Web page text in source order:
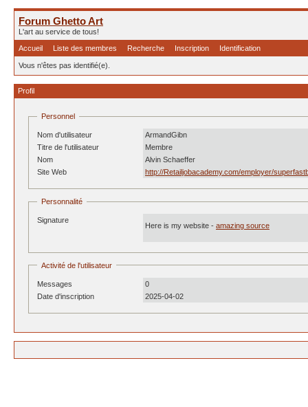
Forum Ghetto Art
L'art au service de tous!
Accueil
Liste des membres Recherche Inscription Identification
Vous n'êtes pas identifié(e).
Profil
Personnel
Nom d'utilisateur
ArmandGibn
Titre de l'utilisateur
Membre
Nom
Alvin Schaeffer
Site Web
http://Retailjobacademy.com/employer/
Personnalité
Signature
Here is my website - amazing source
Activité de l'utilisateur
Messages
0
Date d'inscription
2025-04-02